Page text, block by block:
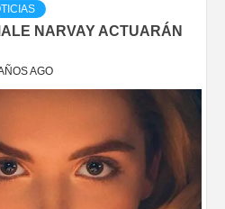
NARVAY ACTUARÁN
AGO